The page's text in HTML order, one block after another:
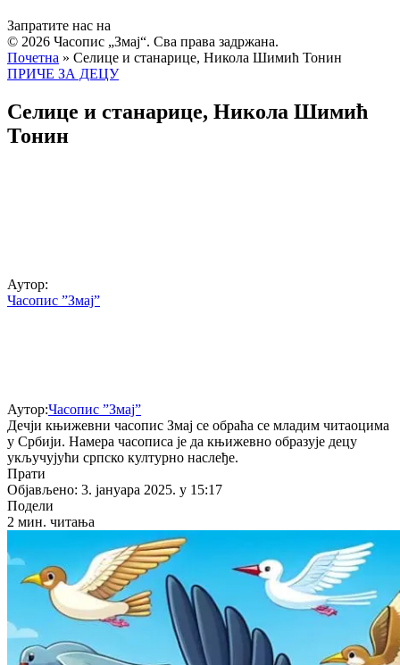
Запратите нас на
© 2026 Часопис „Змај“. Сва права задржана.
Почетна » Селице и станарице, Никола Шимић Тонин
ПРИЧЕ ЗА ДЕЦУ
Селице и станарице, Никола Шимић
Тонин
Аутор:
Часопис ”Змај”
Аутор:Часопис ”Змај”
Дечји књижевни часопис Змај се обраћа се младим читаоцима
у Србији. Намера часописа је да књижевно образује децу
укључујући српско културно наслеђе.
Прати
Објављено: 3. јануара 2025. у 15:17
Подели
2 мин. читања